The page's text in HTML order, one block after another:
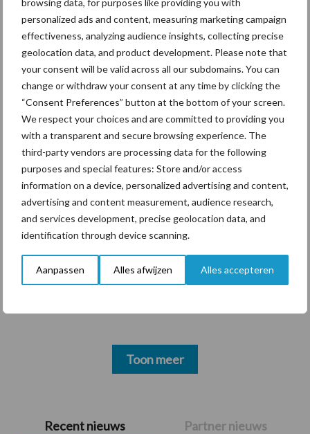
personalized ads and content, measuring marketing campaign
effectiveness, analyzing audience insights, collecting precise
geolocation data, and product development. Please note that
your consent will be valid across all our subdomains. You can
change or withdraw your consent at any time by clicking the
“Consent Preferences” button at the bottom of your screen.
We respect your choices and are committed to providing you
with a transparent and secure browsing experience. The
third-party vendors are processing data for the following
purposes and special features: Store and/or access
information on a device, personalized advertising and content,
advertising and content measurement, audience research,
and services development, precise geolocation data, and
identification through device scanning.
Aanpassen Alles afwijzen Alles accepteren
PrimaireRecent nieuws Partner nieuws
“Vraag naar praktische
hygieneoplossingen is in
Polen groter dan ooit”
Themapagina's
Diergezondheid Bemesting Fokkerij
Bedrijfsnieuws
Voerhekken
Toon meer